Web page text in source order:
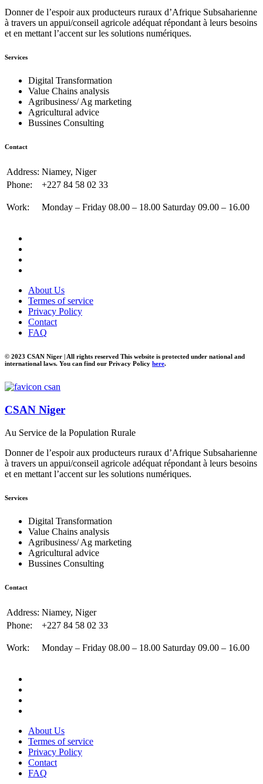
Donner de l’espoir aux producteurs ruraux d’Afrique Subsaharienne
à travers un appui/conseil agricole adéquat répondant à leurs besoins
et en mettant l’accent sur les solutions numériques.
Services
Digital Transformation
Value Chains analysis
Agribusiness/ Ag marketing
Agricultural advice
Bussines Consulting
Contact
Address: Niamey, Niger
Phone:
+227 84 58 02 33
Work: Monday – Friday 08.00 – 18.00 Saturday 09.00 – 16.00
About Us
Termes of service
Privacy Policy
Contact
FAQ
© 2023 CSAN Niger | All rights reserved This website is protected under national and
international laws. You can find our Privacy Policy here.
CSAN Niger
Au Service de la Population Rurale
Donner de l’espoir aux producteurs ruraux d’Afrique Subsaharienne
à travers un appui/conseil agricole adéquat répondant à leurs besoins
et en mettant l’accent sur les solutions numériques.
Services
Digital Transformation
Value Chains analysis
Agribusiness/ Ag marketing
Agricultural advice
Bussines Consulting
Contact
Address: Niamey, Niger
Phone:
+227 84 58 02 33
Work: Monday – Friday 08.00 – 18.00 Saturday 09.00 – 16.00
About Us
Termes of service
Privacy Policy
Contact
FAQ